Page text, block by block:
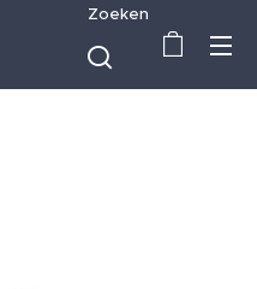
Zoeken